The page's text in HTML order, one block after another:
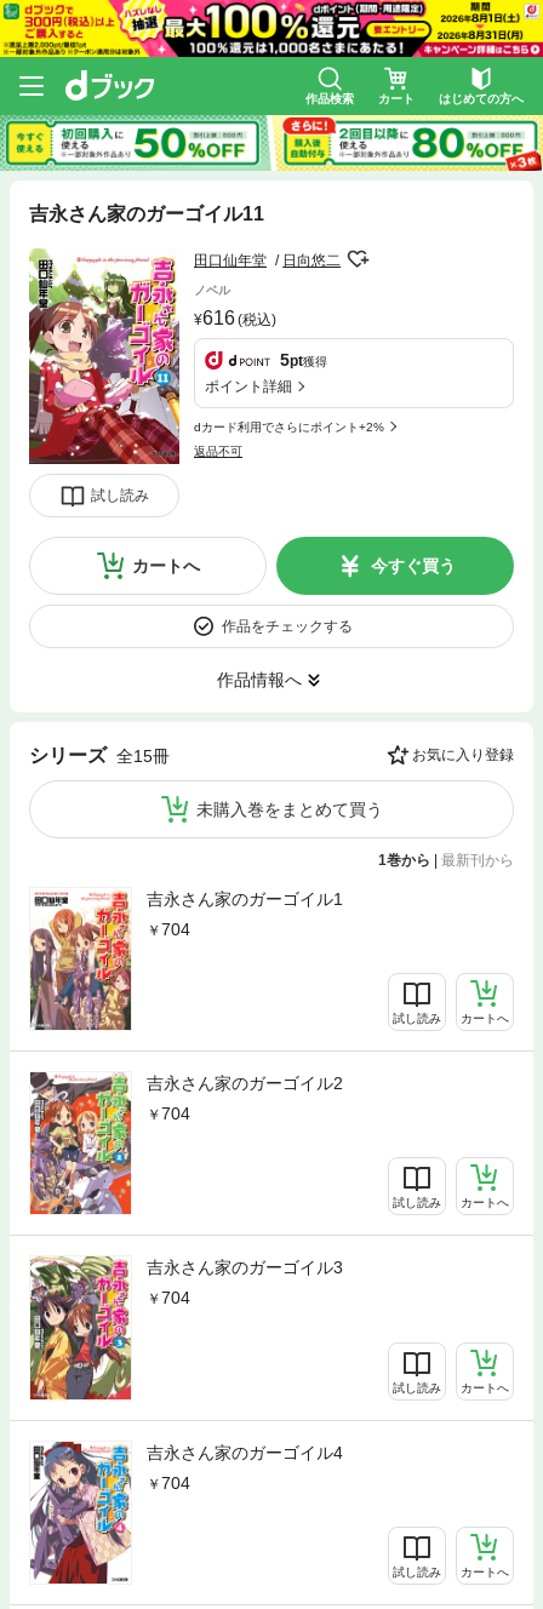
作品検索 カート はじめての方へ
吉永さん家のガーゴイル11
試し読み
田口仙年堂 日向悠二
ノベル
616(税込)
5pt獲得
ポイント詳細
dカード利用でさらにポイント+2%
返品不可
カートへ 今すぐ買う
作品をチェックする
作品情報へ
シリーズ 全15冊 お気に入り登録
未購入巻をまとめて買う
1巻から | 最新刊から
吉永さん家のガーゴイル1
704
試し読み カートへ
吉永さん家のガーゴイル2
704
試し読み カートへ
吉永さん家のガーゴイル3
704
試し読み カートへ
吉永さん家のガーゴイル4
704
試し読み カートへ